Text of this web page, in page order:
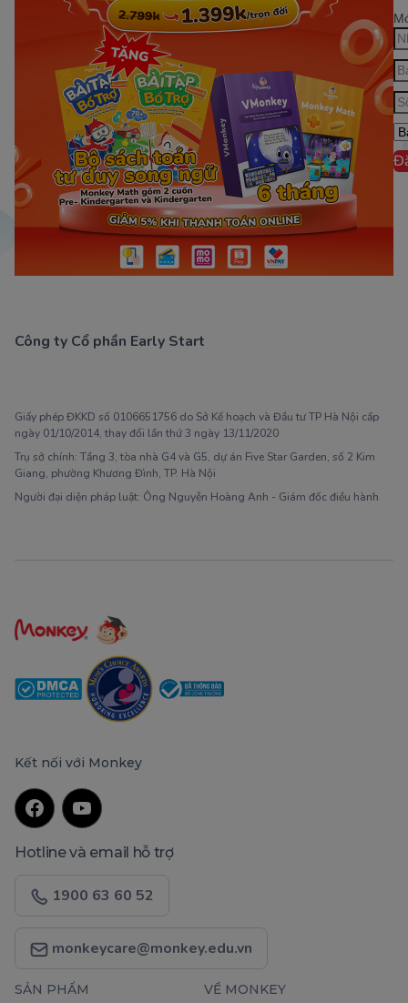
Công ty Cổ phần Early Start
Giấy phép ĐKKD số 0106651756 do Sở Kế hoạch và Đầu tư TP Hà Nội cấp
ngày 01/10/2014, thay đổi lần thứ 3 ngày 13/11/2020
Trụ sở chính: Tầng 3, tòa nhà G4 và G5, dự án Five Star Garden, số 2 Kim
Giang, phường Khương Đình, TP. Hà Nội
Người đại diện pháp luật: Ông Nguyễn Hoàng Anh - Giám đốc điều hành
Kết nối với Monkey
Hotline và email hỗ trợ
1900 63 60 52
monkeycare@monkey.edu.vn
SẢN PHẨM VỀ MONKEY